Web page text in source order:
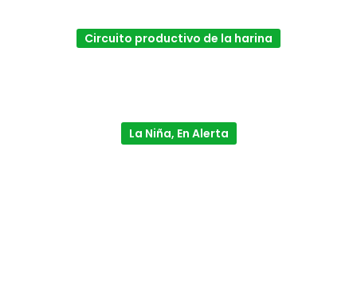
Circuito productivo de la harina
La Niña, En Alerta